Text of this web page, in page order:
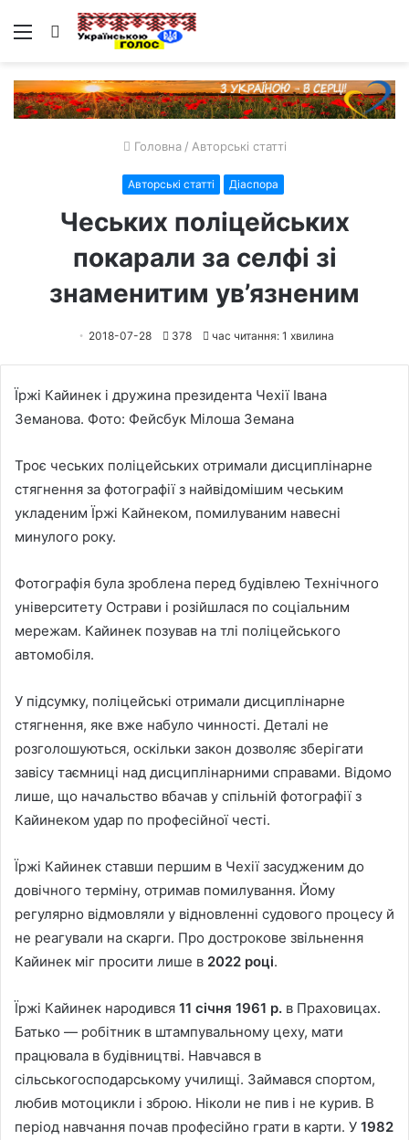
Меню Пошук
Головна / Авторські статті
Авторські статті Діаспора
Чеських поліцейських
покарали за селфі зі
знаменитим ув’язненим
2018-07-28 378 час читання: 1 хвилина
Їржі Кайинек і дружина президента Чехії Івана
Земанова. Фото: Фейсбук Мілоша Земана
Троє чеських поліцейських отримали дисциплінарне
стягнення за фотографії з найвідомішим чеським
укладеним Їржі Кайнеком, помилуваним навесні
минулого року.
Фотографія була зроблена перед будівлею Технічного
університету Острави і розійшлася по соціальним
мережам. Кайинек позував на тлі поліцейського
автомобіля.
У підсумку, поліцейські отримали дисциплінарне
стягнення, яке вже набуло чинності. Деталі не
розголошуються, оскільки закон дозволяє зберігати
завісу таємниці над дисциплінарними справами. Відомо
лише, що начальство вбачав у спільній фотографії з
Кайинеком удар по професійної честі.
Їржі Кайинек ставши першим в Чехії засудженим до
довічного терміну, отримав помилування. Йому
регулярно відмовляли у відновленні судового процесу й
не реагували на скарги. Про дострокове звільнення
Кайинек міг просити лише в 2022 році.
Їржі Кайинек народився 11 січня 1961 р. в Праховицах.
Батько — робітник в штампувальному цеху, мати
працювала в будівництві. Навчався в
сільськогосподарському училищі. Займався спортом,
любив мотоцикли і зброю. Ніколи не пив і не курив. В
період навчання почав професійно грати в карти. У 1982